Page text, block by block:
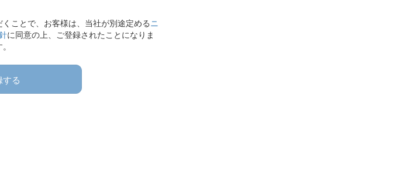
ことで、お客様は、当社が別途定めるニ
に同意の上、ご登録されたことになりま
する